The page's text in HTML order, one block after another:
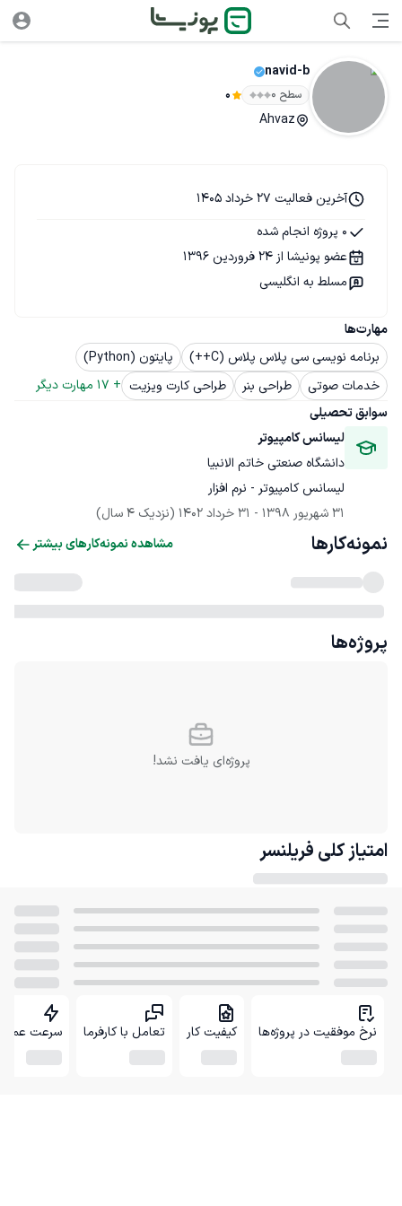
navid-b
سطح ۰ 0
Ahvaz
مهارت‌ها
برنامه نویسی سی پلاس پلاس (C++)
پایتون (Python)
خدمات صوتی
طراحی بنر طراحی کارت ویزیت +
17 مهارت دیگر
سوابق تحصیلی
لیسانس کامپیوتر
دانشگاه صنعتی خاتم الانبیا
لیسانس کامپیوتر - نرم افزار
31 شهریور 1398
- 31 خرداد 1402 (نزدیک 4 سال)
آخرین فعالیت 27 خرداد 1405
0 پروژه انجام شده
عضو پونیشا از 24 فروردین 1396
مسلط به انگلیسی
نمونه‌کارها مشاهده نمونه‌کارهای بیشتر
پروژه‌ها
پروژه‌ای یافت نشد!
امتیاز کلی فریلنسر
نرخ موفقیت در پروژه‌ها کیفیت کار تعامل با کارفرما سرعت عمل